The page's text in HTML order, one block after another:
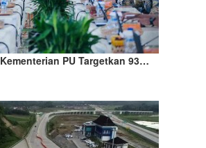
PU Targetkan 93…